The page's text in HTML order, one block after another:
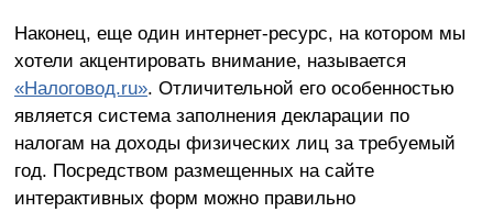
Наконец, еще один интернет-ресурс, на котором мы
хотели акцентировать внимание, называется
«Налоговод.ru». Отличительной его особенностью
является система заполнения декларации по
налогам на доходы физических лиц за требуемый
год. Посредством размещенных на сайте
интерактивных форм можно правильно